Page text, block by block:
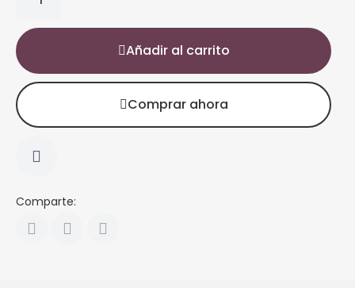
Añadir al carrito
Comprar ahora
Comparte: